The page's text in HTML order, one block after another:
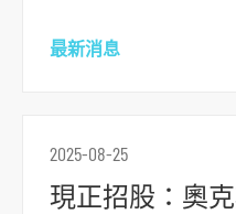
最新消息
2025-08-25
現正招股：奧克